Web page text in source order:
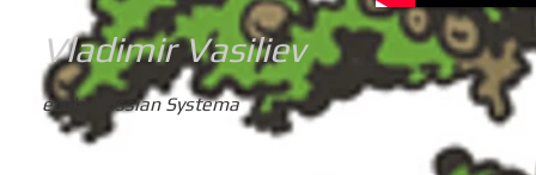
Vladimir Vasiliev
école Russian Systema